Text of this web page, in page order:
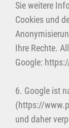
Sie weitere
Cookies und
Ihre Rechte.
Google:
6. Google ist
(https://
und daher